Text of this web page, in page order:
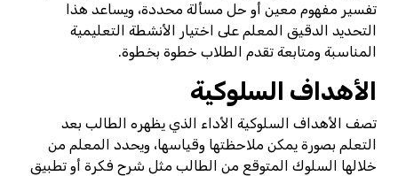
تفسير مفهوم معين أو حل مسألة محددة، ويساعد هذا
التحديد الدقيق المعلم على اختيار الأنشطة التعليمية
المناسبة ومتابعة تقدم الطلاب خطوة بخطوة.
الأهداف السلوكية
تصف الأهداف السلوكية الأداء الذي يظهره الطالب بعد
التعلم بصورة يمكن ملاحظتها وقياسها، ويحدد المعلم من
خلالها السلوك المتوقع من الطالب مثل شرح فكرة أو تطبيق